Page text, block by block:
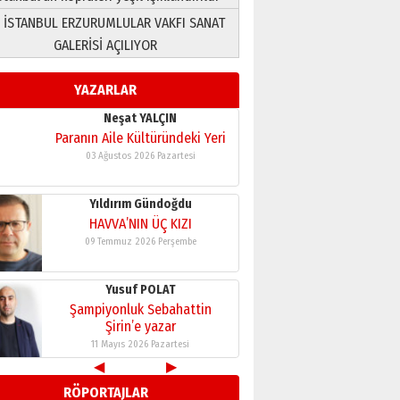
ERZURUMLULAR VAKFI SANAT
GALERİSİ AÇILIYOR
YAZARLAR
Yusuf POLAT
Şampiyonluk Sebahattin
Şirin’e yazar
11 Mayıs 2026 Pazartesi
Neşat YALÇIN
Paranın Aile Kültüründeki Yeri
03 Ağustos 2026 Pazartesi
Yıldırım Gündoğdu
HAVVA’NIN ÜÇ KIZI
09 Temmuz 2026 Perşembe
Yusuf POLAT
Şampiyonluk Sebahattin
Şirin’e yazar
11 Mayıs 2026 Pazartesi
Neşat YALÇIN
Paranın Aile Kültüründeki Yeri
◀
▶
RÖPORTAJLAR